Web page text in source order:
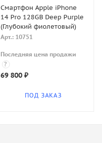
Смартфон Apple iPhone
14 Pro 128GB Deep Purple
(Глубокий фиолетовый)
Арт.: 10751
Последняя цена продажи
?
69 800₽
ПОД ЗАКАЗ